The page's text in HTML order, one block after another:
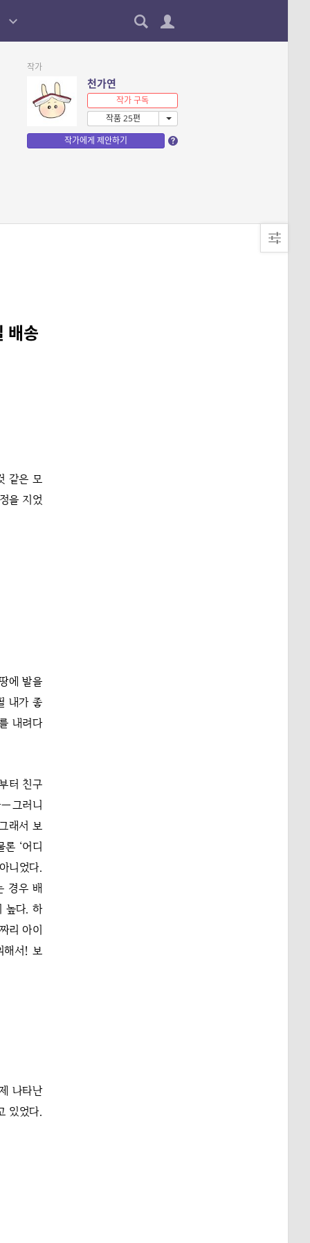
작가
천가연
작가 구독
작품 25편
작가에게 제안하기
배송
같은 모
을 지었
에 발을
내가 좋
내려다
터 친구
―그러니
래서 보
‘어디
니었다.
경우 배
높다. 하
리 아이
해서! 보
나타난
있었다.